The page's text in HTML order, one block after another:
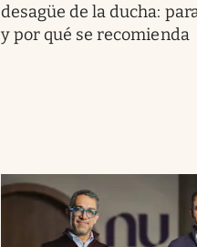
desagüe de la ducha:
y por qué se recomienda